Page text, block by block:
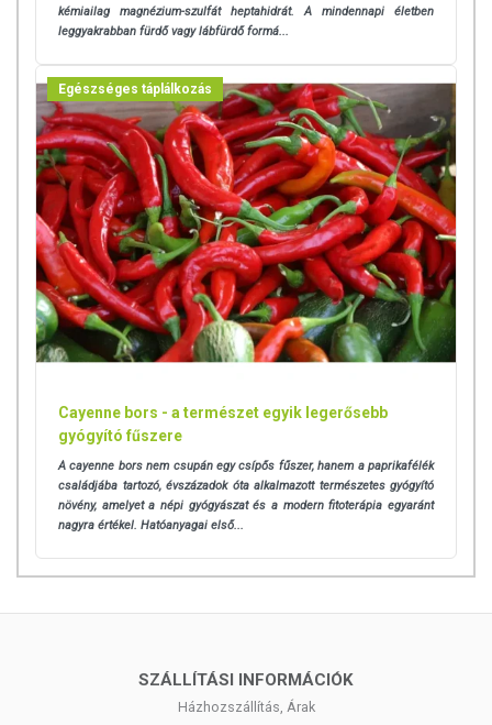
kémiailag magnézium-szulfát heptahidrát. A mindennapi életben
leggyakrabban fürdő vagy lábfürdő formá...
Egészséges táplálkozás
Cayenne bors - a természet egyik legerősebb
gyógyító fűszere
A cayenne bors nem csupán egy csípős fűszer, hanem a paprikafélék
családjába tartozó, évszázadok óta alkalmazott természetes gyógyító
növény, amelyet a népi gyógyászat és a modern fitoterápia egyaránt
nagyra értékel. Hatóanyagai első...
SZÁLLÍTÁSI INFORMÁCIÓK
Házhozszállítás, Árak